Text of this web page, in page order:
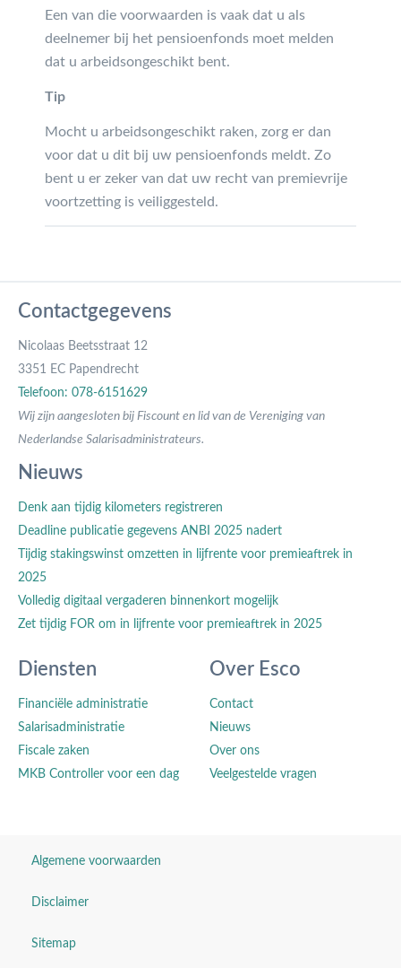
Een van die voorwaarden is vaak dat u als
deelnemer bij het pensioenfonds moet melden
dat u arbeidsongeschikt bent.
Tip
Mocht u arbeidsongeschikt raken, zorg er dan
voor dat u dit bij uw pensioenfonds meldt. Zo
bent u er zeker van dat uw recht van premievrije
voortzetting is veiliggesteld.
Contactgegevens
Nicolaas Beetsstraat 12
3351 EC Papendrecht
Telefoon: 078-6151629
Wij zijn aangesloten bij Fiscount en lid van de Vereniging van
Nederlandse Salarisadministrateurs.
Nieuws
Denk aan tijdig kilometers registreren
Deadline publicatie gegevens ANBI 2025 nadert
Tijdig stakingswinst omzetten in lijfrente voor premieaftrek in
2025
Volledig digitaal vergaderen binnenkort mogelijk
Zet tijdig FOR om in lijfrente voor premieaftrek in 2025
Diensten
Financiële administratie
Salarisadministratie
Fiscale zaken
MKB Controller voor een dag
Over Esco
Contact
Nieuws
Over ons
Veelgestelde vragen
Algemene voorwaarden
Disclaimer
Sitemap